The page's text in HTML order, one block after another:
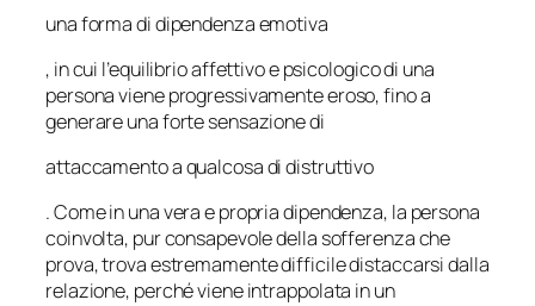
una forma di dipendenza emotiva
, in cui l’equilibrio affettivo e psicologico di una
persona viene progressivamente eroso, fino a
generare una forte sensazione di
attaccamento a qualcosa di distruttivo
. Come in una vera e propria dipendenza, la persona
coinvolta, pur consapevole della sofferenza che
prova, trova estremamente difficile distaccarsi dalla
relazione, perché viene intrappolata in un